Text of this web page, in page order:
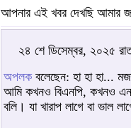
আপনার এই খবর দেখছি আমার
২৪ শে ডিসেম্বর, ২০২৫
অপলক বলেছেন: হা হা হা...
আমি কখনও বিএনপি, কখনও
বলি। যা খারাপ লাগে বা ভাল